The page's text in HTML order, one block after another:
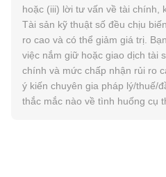
hoặc (iii) lời tư vấn về tài chính,
Tài sản kỹ thuật số đều chịu
ro cao và có thể giảm giá trị.
việc nắm giữ hoặc giao dịch tài
chính và mức chấp nhận rủi ro
ý kiến chuyên gia pháp lý/thuế/
thắc mắc nào về tình huống cụ